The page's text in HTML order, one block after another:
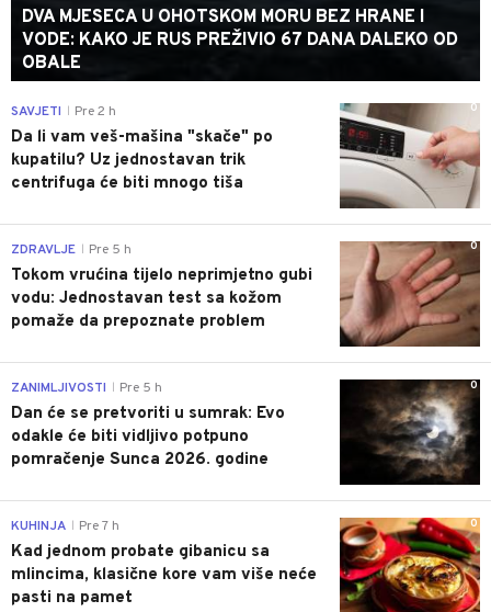
DVA MJESECA U OHOTSKOM MORU BEZ HRANE I
VODE: KAKO JE RUS PREŽIVIO 67 DANA DALEKO OD
OBALE
0
SAVJETI Pre 2 h
Da li vam veš-mašina "skače" po
kupatilu? Uz jednostavan trik
centrifuga će biti mnogo tiša
0
ZDRAVLJE Pre 5 h
Tokom vrućina tijelo neprimjetno gubi
vodu: Jednostavan test sa kožom
pomaže da prepoznate problem
0
ZANIMLJIVOSTI Pre 5 h
Dan će se pretvoriti u sumrak: Evo
odakle će biti vidljivo potpuno
pomračenje Sunca 2026. godine
0
KUHINJA Pre 7 h
Kad jednom probate gibanicu sa
mlincima, klasične kore vam više neće
pasti na pamet